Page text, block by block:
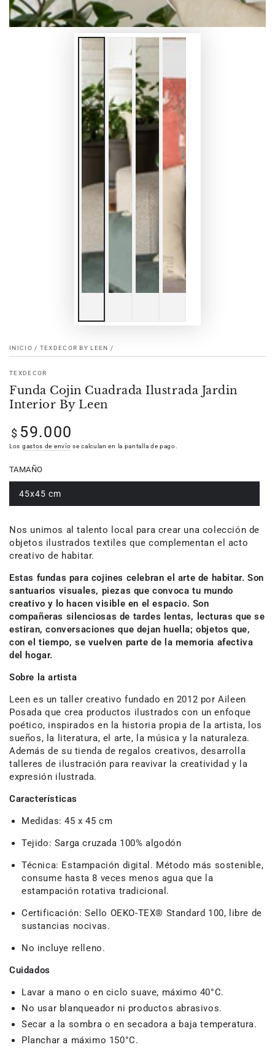
INICIO / TEXDECOR BY LEEN /
TEXDECOR
Funda Cojin Cuadrada Ilustrada Jardin
Interior By Leen
Precio
regular
$ 59.000
Los gastos de envío se calculan en la pantalla de pago.
TAMAÑO
45x45 cm
Nos unimos al talento local para crear una colección de
objetos ilustrados textiles que complementan el acto
creativo de habitar.
Estas fundas para cojines celebran el arte de habitar. Son
santuarios visuales, piezas que convoca tu mundo
creativo y lo hacen visible en el espacio. Son
compañeras silenciosas de tardes lentas, lecturas que se
estiran, conversaciones que dejan huella; objetos que,
con el tiempo, se vuelven parte de la memoria afectiva
del hogar.
Sobre la artista
Leen es un taller creativo fundado en 2012 por Aileen
Posada que crea productos ilustrados con un enfoque
poético, inspirados en la historia propia de la artista, los
sueños, la literatura, el arte, la música y la naturaleza.
Además de su tienda de regalos creativos, desarrolla
talleres de ilustración para reavivar la creatividad y la
expresión ilustrada.
Características
Medidas:45 x 45 cm
Tejido: Sarga cruzada 100% algodón
Técnica: Estampación digital. Método más sostenible,
consume hasta 8 veces menos agua que la
estampación rotativa tradicional.
Certificación: Sello OEKO-TEX® Standard 100, libre de
sustancias nocivas.
No incluye relleno.
Cuidados
Lavar a mano o en ciclo suave, máximo 40°C.
No usar blanqueador ni productos abrasivos.
Secar a la sombra o en secadora a baja temperatura.
Planchar a máximo 150°C.